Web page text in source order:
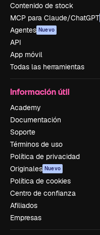
Contenido de stock
MCP para Claude/ChatGPT
Agentes Nuevo
API
App móvil
Todas las herramientas
Información útil
Academy
Documentación
Soporte
Términos de uso
Política de privacidad
Originales Nuevo
Política de cookies
Centro de confianza
Afiliados
Empresas